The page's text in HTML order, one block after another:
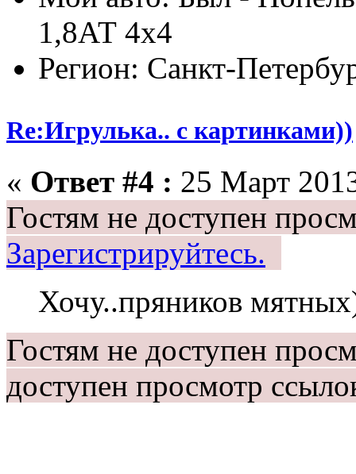
1,8АТ 4х4
Регион: Санкт-
Re:Игрулька.. с картинками))
« Ответ #4 : 25 Март
Гостям не доступен
Зарегистрируйтесь.
Хочу..пряников
Гостям не доступен
доступен просмотр